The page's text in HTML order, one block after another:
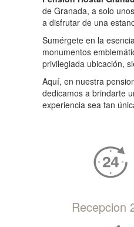
de Granada, a solo
a disfrutar de una
Sumérgete en la
monumentos
privilegiada ubicación,
Aquí, en nuestra
dedicamos a brindarte
experiencia sea tan
Recepcion